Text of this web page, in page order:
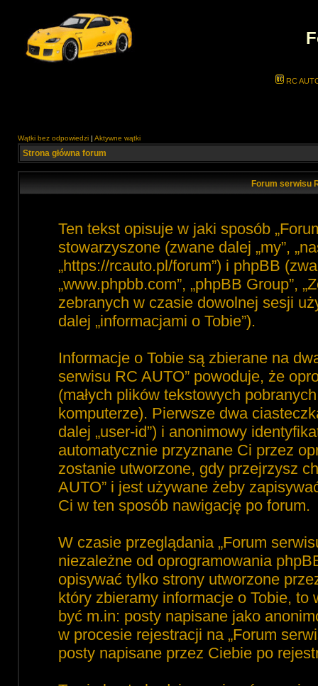
RC
Wątki bez odpowiedzi | Aktywne wątki
Strona główna forum
Forum serwisu
Ten tekst opisuje w jaki sposób
stowarzyszone (zwane dalej „my”,
„https://rcauto.pl/forum”) i phpBB
„www.phpbb.com”, „phpBB Group”,
zebranych w czasie dowolnej sesji
dalej „informacjami o Tobie”).
Informacje o Tobie są zbierane na
serwisu RC AUTO” powoduje, że
(małych plików tekstowych
komputerze). Pierwsze dwa
dalej „user-id”) i anonimowy
automatycznie przyznane Ci przez
zostanie utworzone, gdy przejrzysz
AUTO” i jest używane żeby
Ci w ten sposób nawigację po forum.
W czasie przeglądania „Forum
niezależne od oprogramowania
opisywać tylko strony utworzone
który zbieramy informacje o Tobie, to
być m.in: posty napisane jako
w procesie rejestracji na „Forum
posty napisane przez Ciebie po